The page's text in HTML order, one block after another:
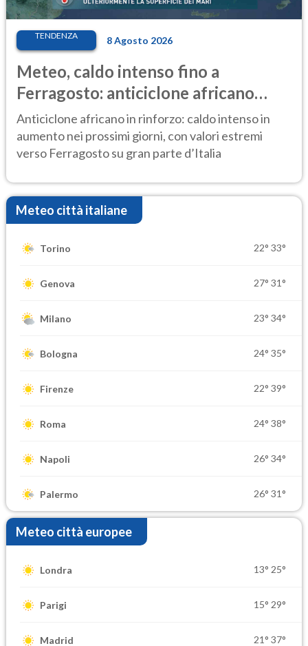
TENDENZA 8 Agosto 2026
Meteo, caldo intenso fino a
Ferragosto: anticiclone africano
ancora protagonista
Anticiclone africano in rinforzo: caldo intenso in
aumento nei prossimi giorni, con valori estremi
verso Ferragosto su gran parte d’Italia
Meteo città italiane
Torino 22° 33°
Genova 27° 31°
Milano 23° 34°
Bologna 24° 35°
Firenze 22° 39°
Roma 24° 38°
Napoli 26° 34°
Palermo 26° 31°
Meteo città europee
Londra 13° 25°
Parigi 15° 29°
Madrid 21° 37°